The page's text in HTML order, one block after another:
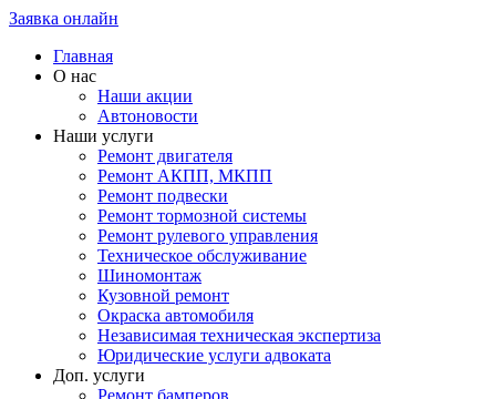
Заявка онлайн
Главная
О нас
Наши акции
Автоновости
Наши услуги
Ремонт двигателя
Ремонт АКПП, МКПП
Ремонт подвески
Ремонт тормозной системы
Ремонт рулевого управления
Техническое обслуживание
Шиномонтаж
Кузовной ремонт
Окраска автомобиля
Независимая техническая экспертиза
Юридические услуги адвоката
Доп. услуги
Ремонт бамперов